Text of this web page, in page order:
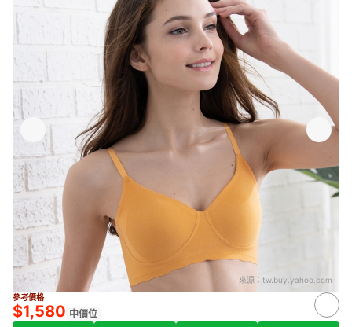
來源： tw.buy.yahoo.com
參考價格
$1,580 中價位